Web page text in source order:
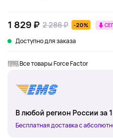
1 829 ₽ 2 286 ₽ -20%
Доступно для заказа
Все товары Force Factor
В любой регион России за
Бесплатная доставка с